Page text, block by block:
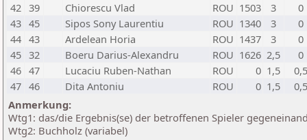
42 39 Chiorescu Vlad ROU 1503 3
0
43 45 Sipos Sony Laurentiu ROU 1340 3
0
44 43 Ardelean Horia ROU 1437 3
0
45 32 Boeru Darius-Alexandru ROU 1626 2,5
0
46 47 Lucaciu Ruben-Nathan ROU 0 1,5
0,5
47 46 Dita Antoniu ROU 0 1,5
0,5
Anmerkung:
Wtg1: das/die Ergebnis(se) der betroffenen Spieler
Wtg2: Buchholz (variabel)